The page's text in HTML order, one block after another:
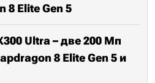
8 Elite Gen 5
Ultra – две 200 Мп
8 Elite Gen 5 и